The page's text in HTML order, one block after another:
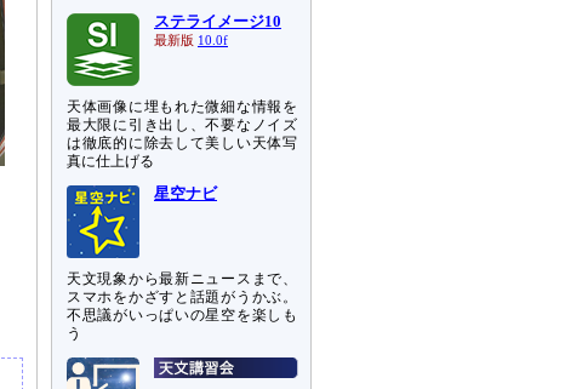
ステライメージ10
最新版 10.0f
天体画像に埋もれた微細な情報を
最大限に引き出し、不要なノイズ
は徹底的に除去して美しい天体写
真に仕上げる
星空ナビ
天文現象から最新ニュースまで、
スマホをかざすと話題がうかぶ。
不思議がいっぱいの星空を楽しも
う